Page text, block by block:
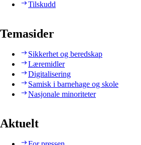
Tilskudd
Temasider
Sikkerhet og beredskap
Læremidler
Digitalisering
Samisk i barnehage og skole
Nasjonale minoriteter
Aktuelt